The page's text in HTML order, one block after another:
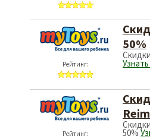
Рейтинг:
50%
Рейтинг: 50%